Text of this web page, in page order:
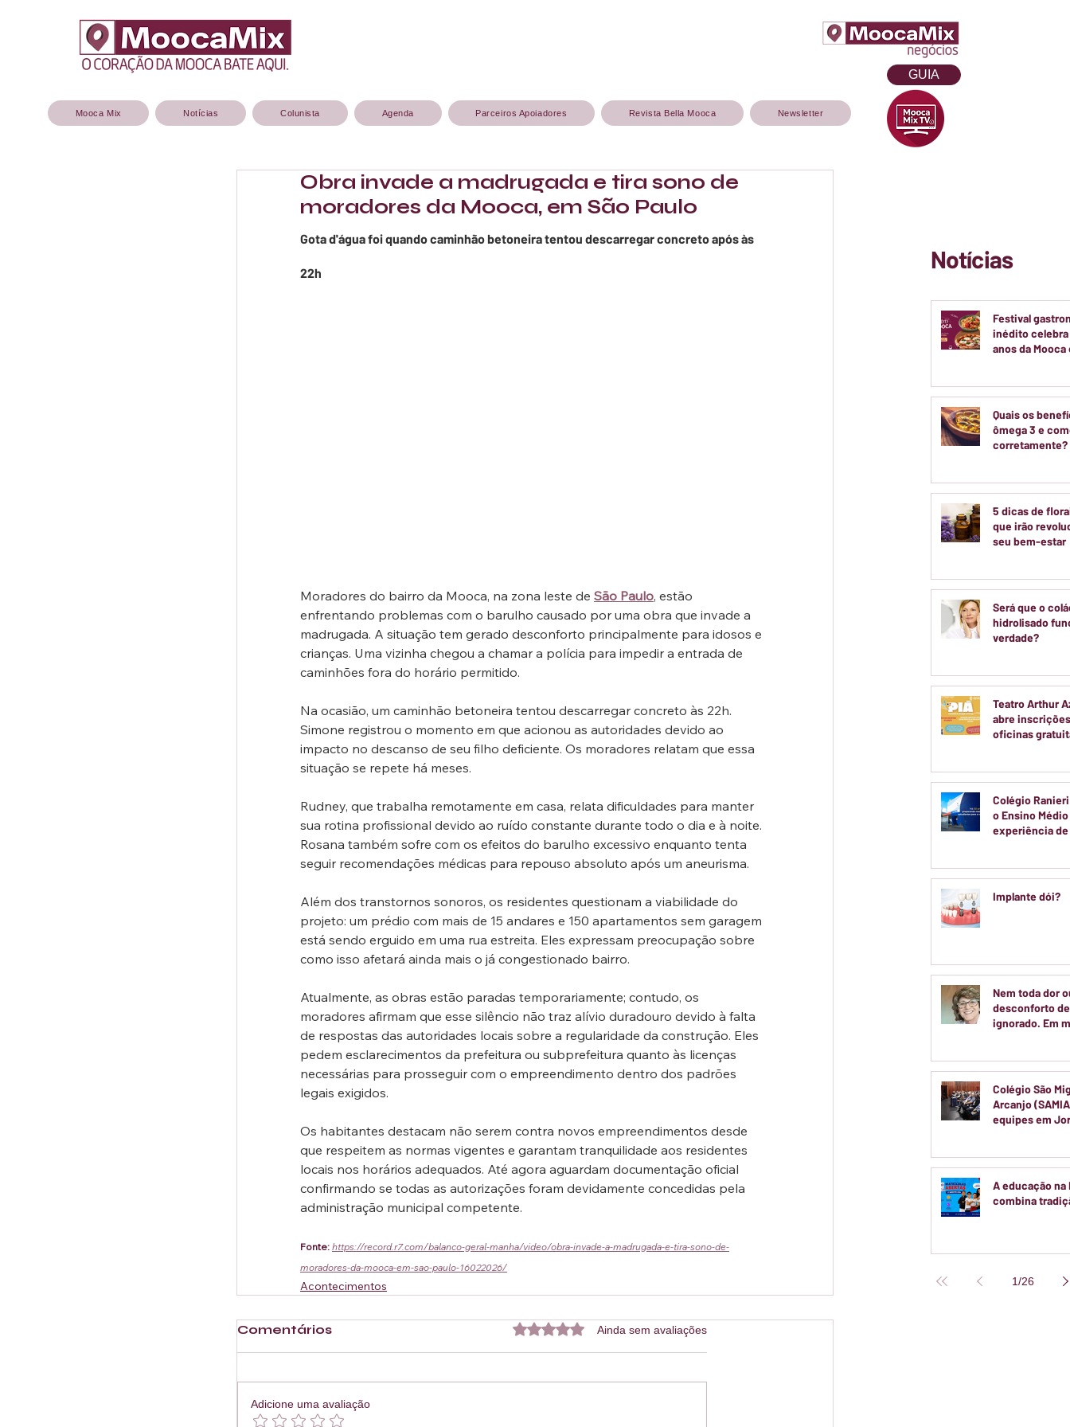
GUIA
Mooca Mix Notícias Colunista Agenda Parceiros Apoiadores Revista Bella Mooca Newsletter
Obra invade a madrugada e tira sono de
moradores da Mooca, em São Paulo
Gota d'água foi quando caminhão betoneira tentou descarregar concreto após às
22h
Moradores do bairro da Mooca, na zona leste de São Paulo, estão
enfrentando problemas com o barulho causado por uma obra que invade a
madrugada. A situação tem gerado desconforto principalmente para idosos e
crianças. Uma vizinha chegou a chamar a polícia para impedir a entrada de
caminhões fora do horário permitido.
Na ocasião, um caminhão betoneira tentou descarregar concreto às 22h.
Simone registrou o momento em que acionou as autoridades devido ao
impacto no descanso de seu filho deficiente. Os moradores relatam que essa
situação se repete há meses.
Rudney, que trabalha remotamente em casa, relata dificuldades para manter
sua rotina profissional devido ao ruído constante durante todo o dia e à noite.
Rosana também sofre com os efeitos do barulho excessivo enquanto tenta
seguir recomendações médicas para repouso absoluto após um aneurisma.
Além dos transtornos sonoros, os residentes questionam a viabilidade do
projeto: um prédio com mais de 15 andares e 150 apartamentos sem garagem
está sendo erguido em uma rua estreita. Eles expressam preocupação sobre
como isso afetará ainda mais o já congestionado bairro.
Atualmente, as obras estão paradas temporariamente; contudo, os
moradores afirmam que esse silêncio não traz alívio duradouro devido à falta
de respostas das autoridades locais sobre a regularidade da construção. Eles
pedem esclarecimentos da prefeitura ou subprefeitura quanto às licenças
necessárias para prosseguir com o empreendimento dentro dos padrões
legais exigidos.
Os habitantes destacam não serem contra novos empreendimentos desde
que respeitem as normas vigentes e garantam tranquilidade aos residentes
locais nos horários adequados. Até agora aguardam documentação oficial
confirmando se todas as autorizações foram devidamente concedidas pela
administração municipal competente.
Fonte: https://record.r7.com/balanco-geral-manha/video/obra-invade-a-madrugada-e-tira-sono-de-
moradores-da-mooca-em-sao-paulo-16022026/
Acontecimentos
Comentários Avaliado com 0 de 5 estrelas.
Ainda sem avaliações
Adicione uma avaliação
Notícias
Festival
inédito celebra
anos da
semana de
Quais os
ômega 3 e
corretamente?
5 dicas de
que irão
seu bem-estar
Será que o
hidrolisado
verdade?
Teatro Arthur
abre
oficinas
Colégio
o Ensino
experiência
Implante dói?
Nem toda dor
desconforto
ignorado. Em
passo para
saúde.
Colégio São
Arcanjo
equipes em
A educação na
combina
1/26